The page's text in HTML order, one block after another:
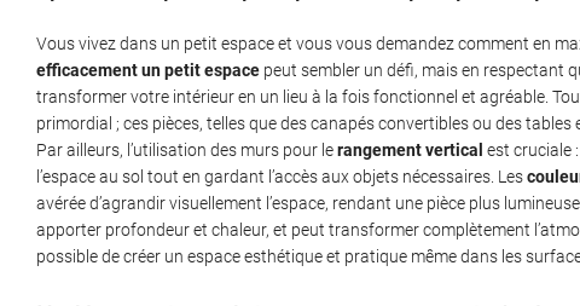
Vous vivez dans un petit espace et vous vous demandez comment en
efficacement un petit espace peut sembler un défi, mais en respectant
transformer votre intérieur en un lieu à la fois fonctionnel et agréable.
primordial ; ces pièces, telles que des canapés convertibles ou des
Par ailleurs, l’utilisation des murs pour lerangement vertical est cruciale
l’espace au sol tout en gardant l’accès aux objets nécessaires. Les
avérée d’agrandir visuellement l’espace, rendant une pièce plus
apporter profondeur et chaleur, et peut transformer complètement
possible de créer un espace esthétique et pratique même dans les